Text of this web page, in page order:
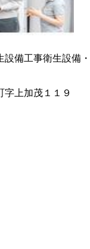
設備工事衛生設備
字上加茂１１９